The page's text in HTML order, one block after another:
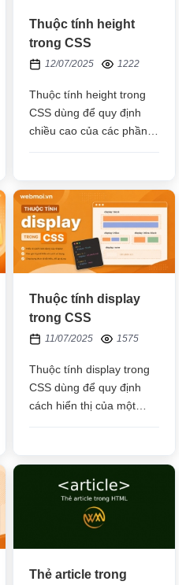
Thuộc tính height
trong CSS
12/07/2025 1222
Thuộc tính height trong
CSS dùng để quy định
chiều cao của các phần
Thuộc tính display
trong CSS
11/07/2025 1575
Thuộc tính display trong
CSS dùng để quy định
cách hiển thị của một
Thẻ article trong